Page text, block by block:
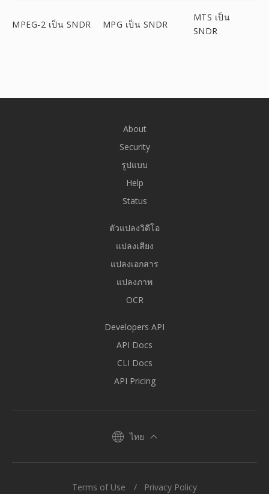
MPEG-2 เป็น SNDR MPG เป็น SNDR
MTS เป็น
SNDR
About
Security
รูปแบบ
Help
Status
ตัวแปลงวิดีโอ
แปลงเสียง
แปลงเอกสาร
แปลงภาพ
OCR
Developers API
API Docs
CLI Docs
API Pricing
ไทย
Terms of Use Privacy Policy